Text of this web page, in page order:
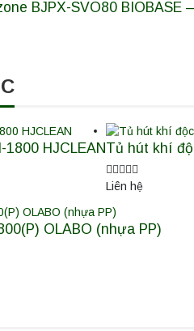
BJPX-SVO80
HJCLEANTủ hút khí
Liên hệ
OLABO (nhựa PP)